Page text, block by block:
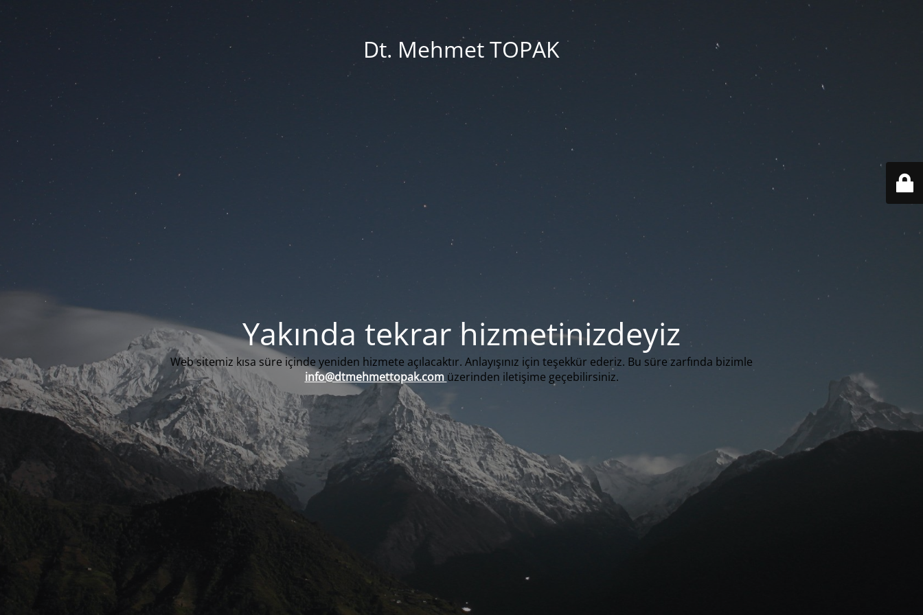
Dt. Mehmet TOPAK
Yakında tekrar hizmetinizdeyiz
Web sitemiz kısa süre içinde yeniden hizmete açılacaktır. Anlayışınız için teşekkür ederiz. Bu süre zarfında bizimle
info@dtmehmettopak.com üzerinden iletişime geçebilirsiniz.